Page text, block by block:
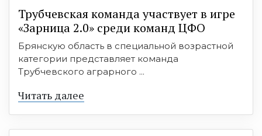
Трубчевская команда участвует в игре
«Зарница 2.0» среди команд ЦФО
Брянскую область в специальной возрастной
категории представляет команда
Трубчевского аграрного ...
Читать далее